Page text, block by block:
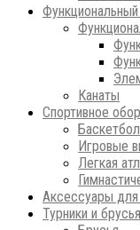
Канаты
Спортивное
Баскетбол
Игровые
Легкая
Аксессуары
Турники и брусья